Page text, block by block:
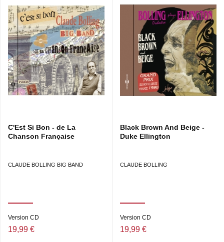
C'Est Si Bon - de La
Chanson Française
CLAUDE BOLLING BIG BAND
Version CD
19,99 €
Black Brown And Beige -
Duke Ellington
CLAUDE BOLLING
Version CD
19,99 €